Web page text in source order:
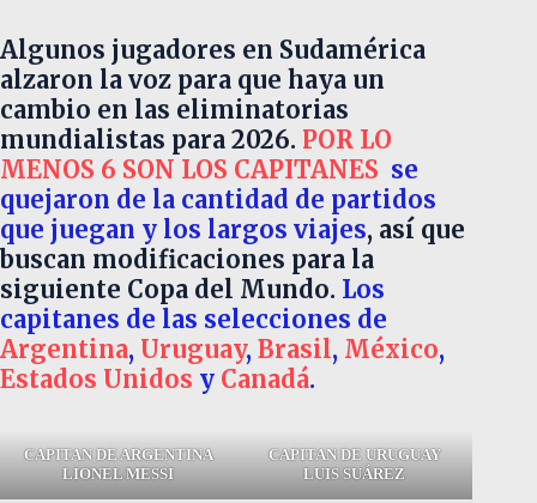
Algunos jugadores en Sudamérica
alzaron la voz para que haya un
cambio en las eliminatorias
mundialistas para 2026. POR LO
MENOS 6 SON LOS CAPITANES se
quejaron de la cantidad de partidos
que juegan y los largos viajes, así que
buscan modificaciones para la
siguiente Copa del Mundo. Los
capitanes de las selecciones de
Argentina, Uruguay, Brasil, México,
Estados Unidos y Canadá.
CAPITAN DE ARGENTINA
LIONEL MESSI
CAPITAN DE URUGUAY
LUIS SUÁREZ